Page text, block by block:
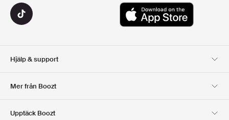
Hjälp & support
Mer från Boozt
Upptäck Boozt